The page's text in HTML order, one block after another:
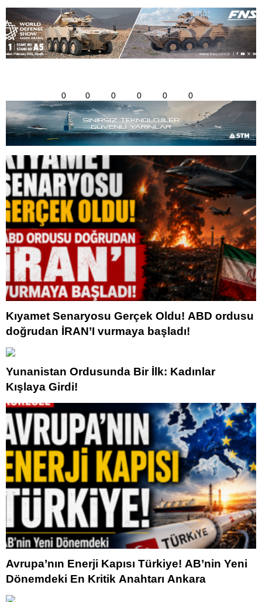
0 0 0 0 0 0
Kıyamet Senaryosu Gerçek Oldu! ABD ordusu
doğrudan İRAN’I vurmaya başladı!
Yunanistan Ordusunda Bir İlk: Kadınlar
Kışlaya Girdi!
Avrupa’nın Enerji Kapısı Türkiye! AB’nin Yeni
Dönemdeki En Kritik Anahtarı Ankara